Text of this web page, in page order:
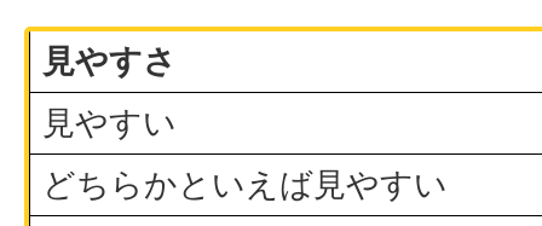
見やすさ
見やすい
どちらかといえば見やすい